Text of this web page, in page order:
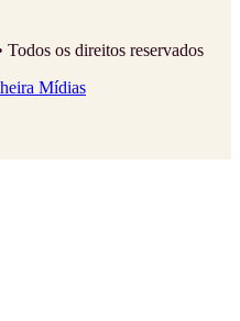
os direitos reservados
Mídias